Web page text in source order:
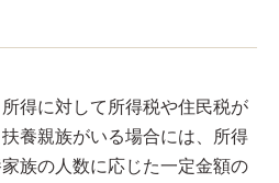
得に対して所得税や住民税が
養親族がいる場合には、所得
族の人数に応じた一定金額の